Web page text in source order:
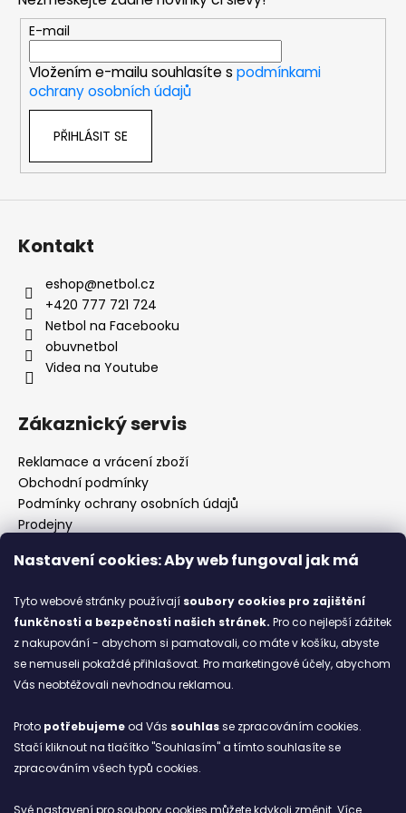
Nastavení cookies: Aby web fungoval jak má
Tyto webové stránky používají soubory cookies pro zajištění
funkčnosti a bezpečnosti našich stránek. Pro co nejlepší zážitek
z nakupování - abychom si pamatovali, co máte v košíku, abyste
se nemuseli pokaždé přihlašovat. Pro marketingové účely, abychom
Vás neobtěžovali nevhodnou reklamou.
Proto potřebujemeod Vás souhlasse zpracováním cookies.
Stačí kliknout na tlačítko "Souhlasím" a tímto souhlasíte se
zpracováním všech typů cookies.
Své nastavení pro soubory cookies můžete kdykoli změnit. Více
E-mail
Vložením e-mailu souhlasíte s podmínkami
ochrany osobních údajů
PŘIHLÁSIT SE
Kontakt
eshop@netbol.cz
+420 777 721 724
Netbol na Facebooku
obuvnetbol
Videa na Youtube
Zákaznický servis
Reklamace a vrácení zboží
Obchodní podmínky
Podmínky ochrany osobních údajů
Prodejny
Značky
Blog
Ze starých bot staronové
ARCHIV